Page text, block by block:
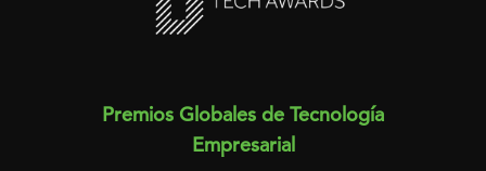
Premios Globales de Tecnología
Empresarial